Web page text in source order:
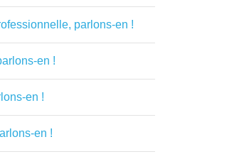
parlons-en !
en !
en !
en !